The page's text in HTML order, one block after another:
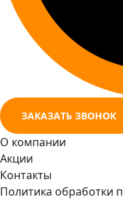
ЗАКАЗАТЬ ЗВОНОК
О компании
Акции
Контакты
Политика обработки